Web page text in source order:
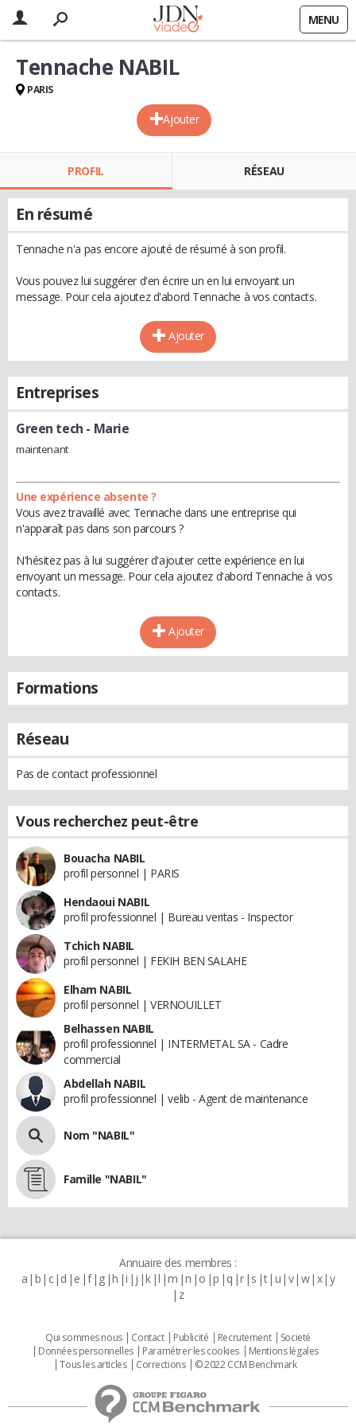
MENU
Ajouter
Tennache NABIL
PARIS
PROFIL RÉSEAU
En résumé
Tennache n'a pas encore ajouté de résumé à son profil.
Vous pouvez lui suggérer d'en écrire un en lui envoyant un
message. Pour cela ajoutez d'abord Tennache à vos contacts.
Ajouter
Entreprises
Green tech - Marie
maintenant
Une expérience absente ?
Vous avez travaillé avec Tennache dans une entreprise qui
n'apparaît pas dans son parcours ?
N'hésitez pas à lui suggérer d'ajouter cette expérience en lui
envoyant un message. Pour cela ajoutez d'abord Tennache à vos
contacts.
Ajouter
Formations
Réseau
Pas de contact professionnel
Vous recherchez peut-être
Bouacha NABIL
profil personnel | PARIS
Hendaoui NABIL
profil professionnel | Bureau veritas - Inspector
Tchich NABIL
profil personnel | FEKIH BEN SALAHE
Elham NABIL
profil personnel | VERNOUILLET
Belhassen NABIL
profil professionnel | INTERMETAL SA - Cadre
commercial
Abdellah NABIL
profil professionnel | velib - Agent de maintenance
Nom "NABIL"
Famille "NABIL"
Annuaire des membres :
a b c d e f g h i j k l m n o p q r s t u v w x y
z
Qui sommes nous Contact Publicité Recrutement
Societé
Données personnelles
Paramétrer les cookies
Mentions légales
Tous les articles
Corrections © 2022 CCM Benchmark